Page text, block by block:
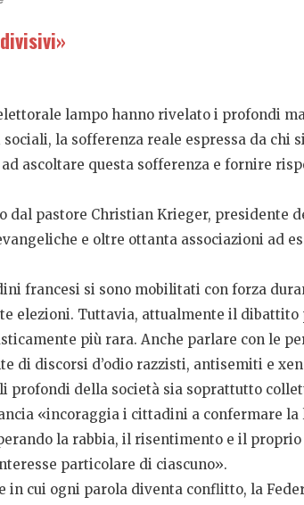
lampo hanno rivelato i profondi
la sofferenza reale espressa da
ascoltare questa sofferenza e fornire
dal pastore Christian Krieger, presidente
e oltre ottanta associazioni ad
francesi si sono mobilitati con forza
elezioni. Tuttavia, attualmente il
più rara. Anche parlare con le
di discorsi d’odio razzisti, antisemiti e
profondi della società sia soprattutto
«incoraggia i cittadini a confermare
la rabbia, il risentimento e il
particolare di ciascuno».
in cui ogni parola diventa conflitto, la